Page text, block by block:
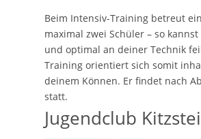
Beim Intensiv-Training betreut
maximal zwei Schüler – so
und optimal an deiner Technik
Training orientiert sich somit
deinem Können. Er findet nach
statt.
Jugendclub